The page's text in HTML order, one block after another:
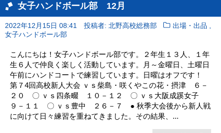
女子ハンドボール部 12月
2022年12月15日 08:41 投稿者: 北野高校総務部 出場・出品
女子ハンドボール部
こんにちは！女子ハンドボール部です。２年生１３人、１年
生６人で仲良く楽しく活動しています。月～金曜日、土曜日
午前にハンドコートで練習しています。日曜はオフです！
第７4回高校新人大会 ｖｓ柴島・咲くやこの花・摂津 ６－
２０ 〇 ｖｓ四条畷 １０－１２ 〇 ｖｓ大阪成蹊女子
９－１１ 〇 ｖｓ豊中 ２６－７ ● 秋季大会後から新人戦
に向けて日々練習を重ねてきました。その結果、...